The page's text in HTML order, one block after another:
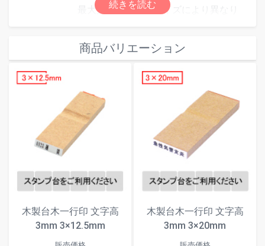
仕様
最大文字数は印面サイズにより異なり
文字数またはサイズを調整してくださ
別途スタンプ台をご使用ください。ス
タンプ台は
からご注文いただけ
ます。
※ゴム印の特性上、余白にインクが付
着しますと押印時にインクが写りこん
でしまう可能性がございますので予め
ご承知おきください。
商品バリエーション
木製台木一行印 文字高
3mm 3×12.5mm
木製台木一行印 文字高
3mm 3×20mm